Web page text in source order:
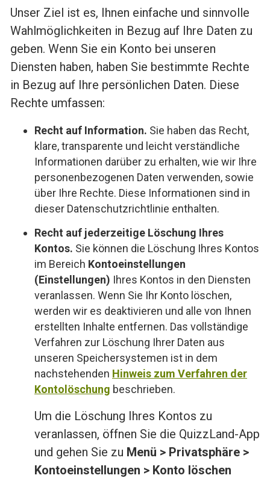
Unser Ziel ist es, Ihnen einfache und sinnvolle
Wahlmöglichkeiten in Bezug auf Ihre Daten zu
geben. Wenn Sie ein Konto bei unseren
Diensten haben, haben Sie bestimmte Rechte
in Bezug auf Ihre persönlichen Daten. Diese
Rechte umfassen:
Recht auf Information. Sie haben das Recht,
klare, transparente und leicht verständliche
Informationen darüber zu erhalten, wie wir Ihre
personenbezogenen Daten verwenden, sowie
über Ihre Rechte. Diese Informationen sind in
dieser Datenschutzrichtlinie enthalten.
Recht auf jederzeitige Löschung Ihres
Kontos. Sie können die Löschung Ihres Kontos
im Bereich Kontoeinstellungen
(Einstellungen) Ihres Kontos in den Diensten
veranlassen. Wenn Sie Ihr Konto löschen,
werden wir es deaktivieren und alle von Ihnen
erstellten Inhalte entfernen. Das vollständige
Verfahren zur Löschung Ihrer Daten aus
unseren Speichersystemen ist in dem
nachstehenden Hinweis zum Verfahren der
Kontolöschung beschrieben.
Um die Löschung Ihres Kontos zu
veranlassen, öffnen Sie die QuizzLand-App
und gehen Sie zu Menü > Privatsphäre >
Kontoeinstellungen > Konto löschen